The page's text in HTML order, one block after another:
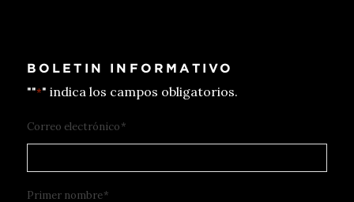
BOLETIN INFORMATIVO
""*" indica los campos obligatorios.
Correo electrónico*
Primer nombre*